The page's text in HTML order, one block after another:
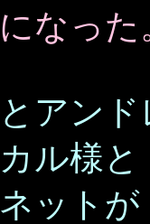
なった
アン
カル様
トが